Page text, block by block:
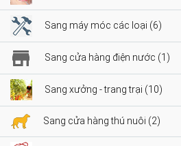
Sang máy móc các loại (6)
Sang cửa hàng điện nước (1)
Sang xưởng - trang trại (10)
Sang cửa hàng thú nuôi (2)